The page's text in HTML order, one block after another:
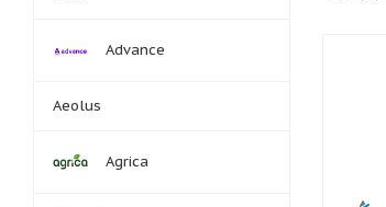
Advance
Aeolus
Agrica